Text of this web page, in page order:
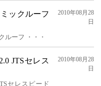
ックルーフ
ルーフ ・・・
2010年08月28
日
JTSセレス
セレスピード
2010年08月28
日